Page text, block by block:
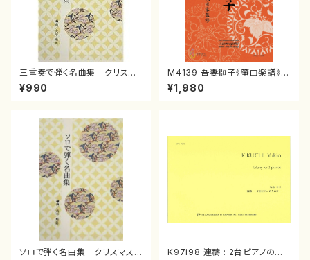
三重奏で弾く名曲集 クリスマ
スメドレー( 箏2/大平光美 編
曲/楽譜）
¥990
M4139 吾妻獅子《箏曲楽譜》
（箏/宮城道雄著・宮城宗家監修/
箏曲古典楽譜）
¥1,980
ソロで弾く名曲集 クリスマス・
K97i98 連禱 : 2台ピアノのた